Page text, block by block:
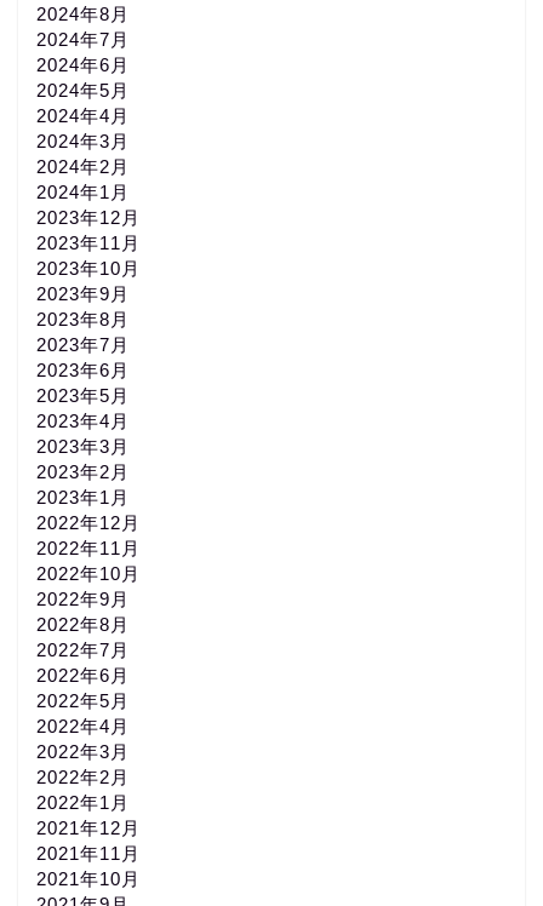
2024年8月
2024年7月
2024年6月
2024年5月
2024年4月
2024年3月
2024年2月
2024年1月
2023年12月
2023年11月
2023年10月
2023年9月
2023年8月
2023年7月
2023年6月
2023年5月
2023年4月
2023年3月
2023年2月
2023年1月
2022年12月
2022年11月
2022年10月
2022年9月
2022年8月
2022年7月
2022年6月
2022年5月
2022年4月
2022年3月
2022年2月
2022年1月
2021年12月
2021年11月
2021年10月